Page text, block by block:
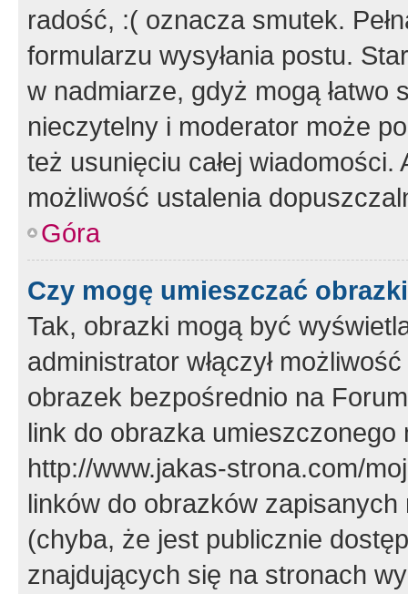
radość, :( oznacza smutek.
formularzu wysyłania postu.
w nadmiarze, gdyż mogą
nieczytelny i moderator może
też usunięciu całej
możliwość ustalenia
Góra
Czy mogę umieszczać
Tak, obrazki mogą być
administrator włączył
obrazek bezpośrednio na
link do obrazka
http://www.jakas-strona.com/
linków do obrazków
(chyba, że jest publicznie
znajdujących się na stronach